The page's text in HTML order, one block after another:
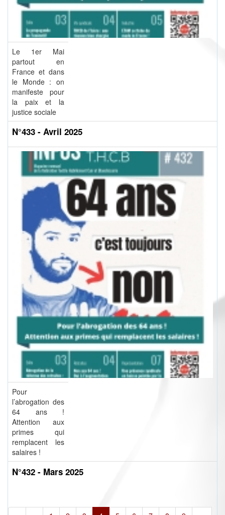
Le 1er Mai
partout en
France et dans
le Monde : on
manifeste pour
la paix et la
justice sociale
N°433 - Avril 2025
Pour
l’abrogation des
64 ans !
Attention aux
primes qui
remplacent les
salaires !
N°432 - Mars 2025